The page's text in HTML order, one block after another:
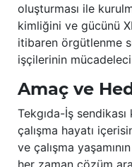
oluşturması ile
kimliğini ve gücünü
itibaren örgütlenme
işçilerinin
Amaç ve
Tekgıda-İş
çalışma hayatı
ve çalışma